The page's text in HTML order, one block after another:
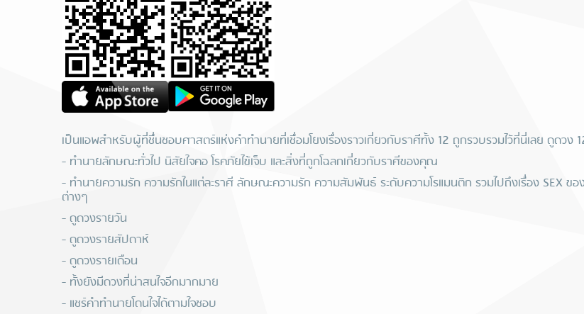
เป็นแอพสำหรับผู้ที่ชื่นชอบศาสตร์แห่งคำทำนายที่เชื่อมโยงเรื่องราวเกี่ยวกับราศีทั้ง 12 ถูกรวบรวมไว้ที่นี่เลย ดูดวง
- ทำนายลักษณะทั่วไป นิสัยใจคอ โรคภัยไข้เจ็บ และสิ่งที่ถูกโฉลกเกี่ยวกับราศีของคุณ
- ทำนายความรัก ความรักในแต่ละราศี ลักษณะความรัก ความสัมพันธ์ ระดับความโรแมนติก รวมไปถึงเรื่อง SEX ขอ
ต่างๆ
- ดูดวงรายวัน
- ดูดวงรายสัปดาห์
- ดูดวงรายเดือน
- ทั้งยังมีดวงที่น่าสนใจอีกมากมาย
- แชร์คำทำนายโดนใจได้ตามใจชอบ